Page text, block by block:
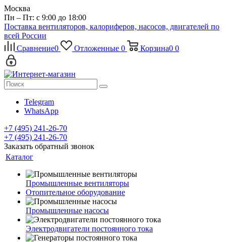
Москва
Пн – Пт: с 9:00 до 18:00
Поставка вентиляторов, калориферов, насосов, двигателей по
всей России
Сравнение0 Отложенные 0 Корзина0 0
Telegram
WhatsApp
+7 (495) 241-26-70
+7 (495) 241-26-70
Заказать обратный звонок
Каталог
Промышленные вентиляторы
Отопительное оборудование
Промышленные насосы
Электродвигатели постоянного тока